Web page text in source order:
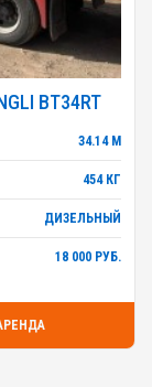
BT34RT
34.14 М
454 КГ
ДИЗЕЛЬНЫЙ
18 000 РУБ.